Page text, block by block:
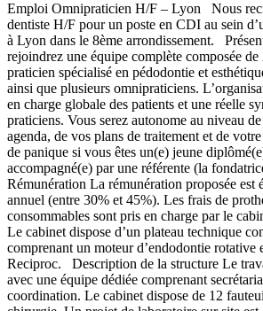
Emploi Omnipraticien H/F – Lyon Nous
dentiste H/F pour un poste en CDI au sein
à Lyon dans le 8ème arrondissement.
rejoindrez une équipe complète composée de
praticien spécialisé en pédodontie et
ainsi que plusieurs omnipraticiens.
en charge globale des patients et une réelle
praticiens. Vous serez autonome au niveau
agenda, de vos plans de traitement et de
de panique si vous êtes un(e) jeune
accompagné(e) par une référente (la
Rémunération La rémunération proposée est
annuel (entre 30% et 45%). Les frais de
consommables sont pris en charge par le
Le cabinet dispose d’un plateau technique
comprenant un moteur d’endodontie rotative
Reciproc. Description de la structure Le
avec une équipe dédiée comprenant
coordination. Le cabinet dispose de 12